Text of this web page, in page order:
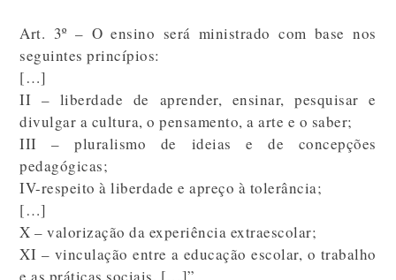
Art. 3º – O ensino será ministrado com base nos
seguintes princípios:
[…]
II – liberdade de aprender, ensinar, pesquisar e
divulgar a cultura, o pensamento, a arte e o saber;
III – pluralismo de ideias e de concepções
pedagógicas;
IV-respeito à liberdade e apreço à tolerância;
[…]
X – valorização da experiência extraescolar;
XI – vinculação entre a educação escolar, o trabalho